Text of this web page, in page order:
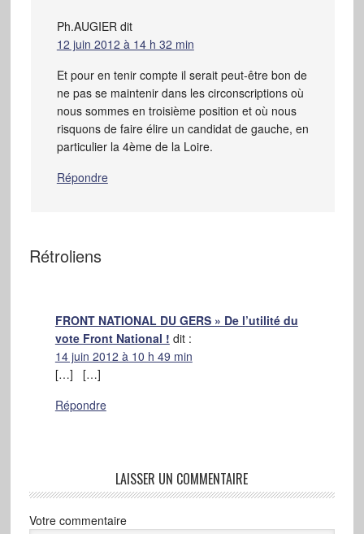
Ph.AUGIER dit
12 juin 2012 à 14 h 32 min
Et pour en tenir compte il serait peut-être bon de
ne pas se maintenir dans les circonscriptions où
nous sommes en troisième position et où nous
risquons de faire élire un candidat de gauche, en
particulier la 4ème de la Loire.
Répondre
Rétroliens
FRONT NATIONAL DU GERS » De l’utilité du
vote Front National ! dit :
14 juin 2012 à 10 h 49 min
[…] […]
Répondre
LAISSER UN COMMENTAIRE
Votre commentaire